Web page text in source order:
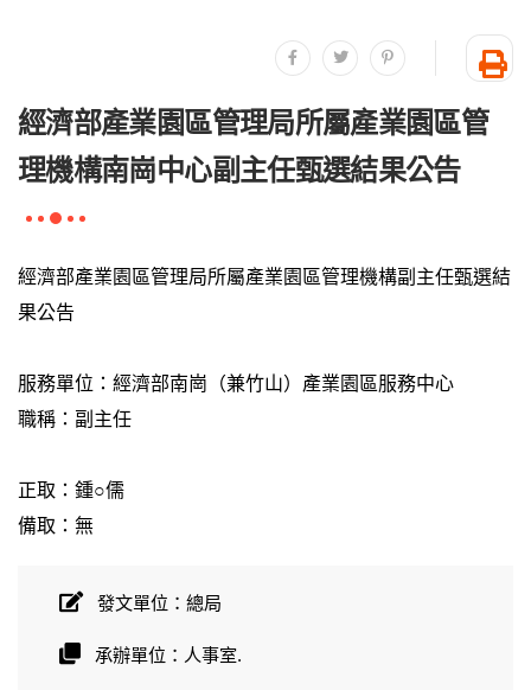
分享至facebook
分享至twitter分享至plurk
友
經濟部產業園區管理局所屬產業園區管
理機構南崗中心副主任甄選結果公告
經濟部產業園區管理局所屬產業園區管理機構副主任甄選結
果公告
服務單位：經濟部南崗（兼竹山）產業園區服務中心
職稱：副主任
正取：鍾○儒
備取：無
發文單位：總局
承辦單位：人事室.